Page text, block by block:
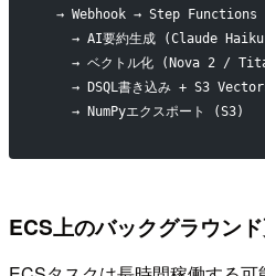
  → Webhook → Step Functions
→ AI要約生成 (Claude
→ ベクトル化 (Nova 2 /
→ DSQL書き込み + S3
    → NumPyエクスポート (S3)
ECS上のバックグラウン